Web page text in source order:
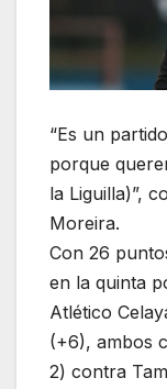
“Es un
porque
la Liguilla)”,
Moreira.
Con 26
en la quinta
Atlético
(+6), ambos
2) contra